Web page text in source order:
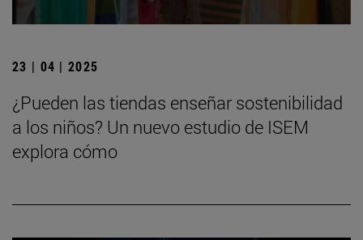
23 | 04 | 2025
¿Pueden las tiendas enseñar sostenibilidad
a los niños? Un nuevo estudio de ISEM
explora cómo